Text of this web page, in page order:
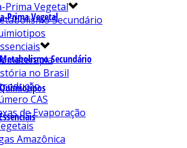
Prima Vegetal
Metabolismo Secundário
Quimiotipos
Prima Vegetal
Secundário
no Brasil
CAS
de Evaporação
Amazônica